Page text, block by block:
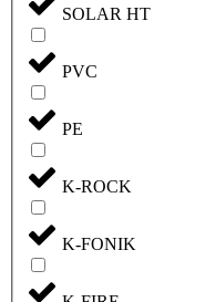
SOLAR HT
PVC
PE
K-ROCK
K-FONIK